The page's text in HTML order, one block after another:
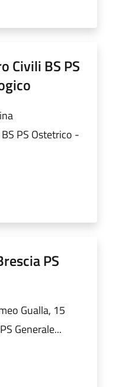
Civili BS PS
PS Ostetrico -
PS
Gualla, 15
Generale...